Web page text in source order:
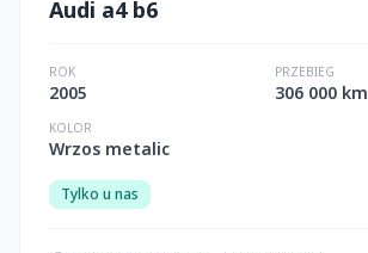
Audi a4 b6
ROK
2005
PRZEBIEG
306 000 km
KOLOR
Wrzos metalic
Tylko u nas